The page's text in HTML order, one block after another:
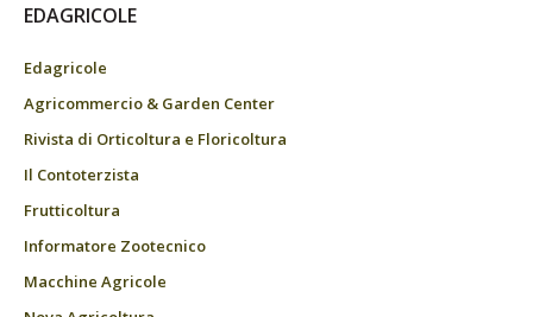
EDAGRICOLE
Edagricole
Agricommercio & Garden Center
Rivista di Orticoltura e Floricoltura
Il Contoterzista
Frutticoltura
Informatore Zootecnico
Macchine Agricole